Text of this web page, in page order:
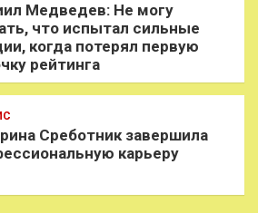
Медведев: Не могу
что испытал сильные
когда потерял первую
рейтинга
Среботник завершила
карьеру